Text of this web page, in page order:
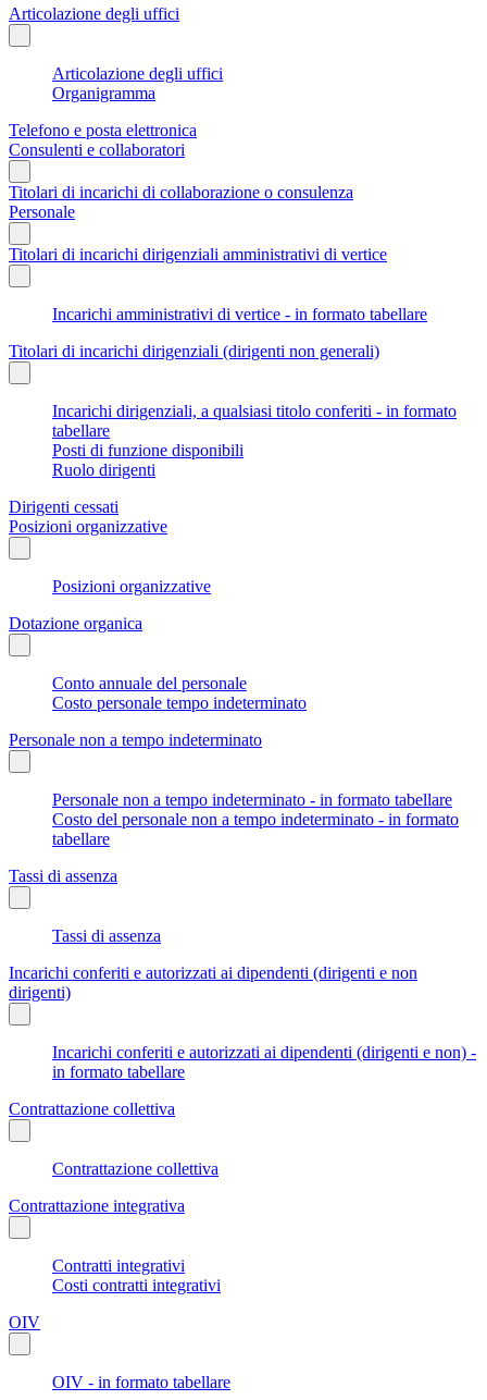
Articolazione degli uffici
Articolazione degli uffici
Organigramma
Telefono e posta elettronica
Consulenti e collaboratori
Titolari di incarichi di collaborazione o consulenza
Personale
Titolari di incarichi dirigenziali amministrativi di vertice
Incarichi amministrativi di vertice - in formato tabellare
Titolari di incarichi dirigenziali (dirigenti non generali)
Incarichi dirigenziali, a qualsiasi titolo conferiti - in formato
tabellare
Posti di funzione disponibili
Ruolo dirigenti
Dirigenti cessati
Posizioni organizzative
Posizioni organizzative
Dotazione organica
Conto annuale del personale
Costo personale tempo indeterminato
Personale non a tempo indeterminato
Personale non a tempo indeterminato - in formato tabellare
Costo del personale non a tempo indeterminato - in formato
tabellare
Tassi di assenza
Tassi di assenza
Incarichi conferiti e autorizzati ai dipendenti (dirigenti e non
dirigenti)
Incarichi conferiti e autorizzati ai dipendenti (dirigenti e non) -
in formato tabellare
Contrattazione collettiva
Contrattazione collettiva
Contrattazione integrativa
Contratti integrativi
Costi contratti integrativi
OIV
OIV - in formato tabellare